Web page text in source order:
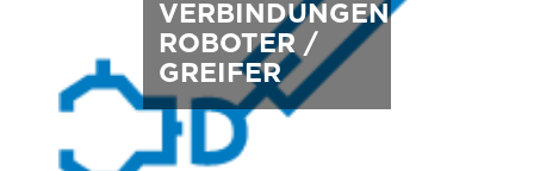
VERBINDUNGEN
ROBOTER /
GREIFER